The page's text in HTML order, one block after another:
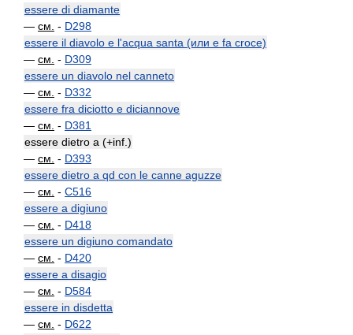
essere di diamante
— см. - D298
essere il diavolo e l'acqua santa (или e fa croce)
— см. - D309
essere un diavolo nel canneto
— см. - D332
essere fra diciotto e diciannove
— см. - D381
essere dietro a (+inf.)
— см. - D393
essere dietro a qd con le canne aguzze
— см. - C516
essere a digiuno
— см. - D418
essere un digiuno comandato
— см. - D420
essere a disagio
— см. - D584
essere in disdetta
— см. - D622